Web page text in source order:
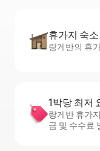
휴가지 숙
랑게반의 휴
1박당 최저
랑게반 휴가
금 및 수수료